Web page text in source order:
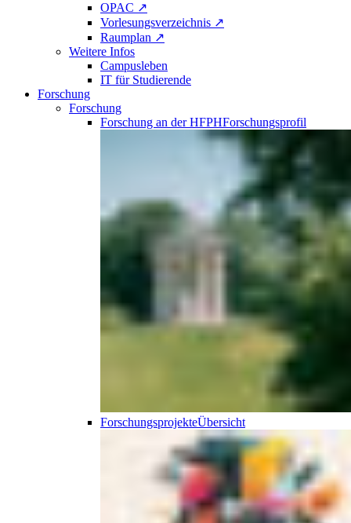
OPAC ↗
Vorlesungsverzeichnis ↗
Raumplan ↗
Weitere Infos
Campusleben
IT für Studierende
Forschung
Forschung
Forschung an der HFPHForschungsprofil
ForschungsprojekteÜbersicht